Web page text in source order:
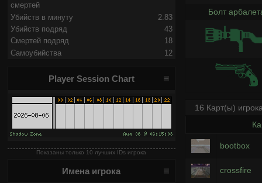
смертей
Убийств в минуту
2.83
Убийств подряд
43
Смертей подряд
18
Самоубийства
12
Player Session Chart
Показаны только 10 лучших IDs игрока
Имена игрока
Болт
16 Карт(ы)
bootbox
crossfire